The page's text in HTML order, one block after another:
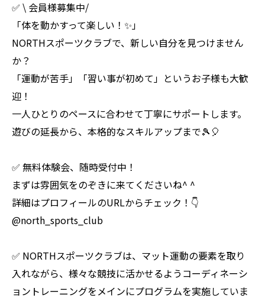
✅ \ 会員様募集中/
「体を動かすって楽しい！✨」
NORTHスポーツクラブで、新しい自分を見つけません
か？
「運動が苦手」「習い事が初めて」というお子様も大歓
迎！
一人ひとりのペースに合わせて丁寧にサポートします。
遊びの延長から、本格的なスキルアップまで🎾🎈
✅ 無料体験会、随時受付中！
まずは雰囲気をのぞきに来てくださいね^ ^
詳細はプロフィールのURLからチェック！👇
@north_sports_club
✅ NORTHスポーツクラブは、マット運動の要素を取り
入れながら、様々な競技に活かせるようコーディネーシ
ョントレーニングをメインにプログラムを実施していま